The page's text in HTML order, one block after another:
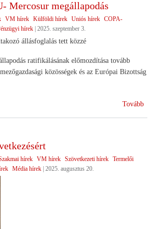
Mercosur megállapodás
VM hírek Külföldi hírek Uniós hírek COPA-
hírek | 2025. szeptember 3.
állásfoglalás tett közzé
ratifikálásának előmozdítása tovább
közösségek és az Európai Bizottság
Tovább
hírek VM hírek Szövetkezeti hírek Termelői
Média hírek 2025. augusztus 20.